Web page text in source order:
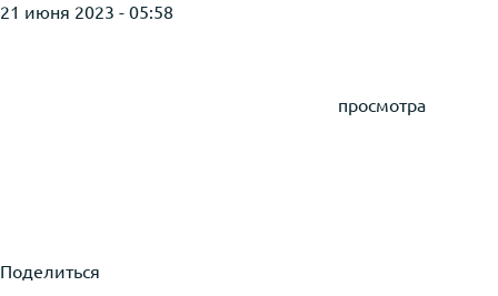
21 июня 2023 - 05:58
просмотра
Поделиться